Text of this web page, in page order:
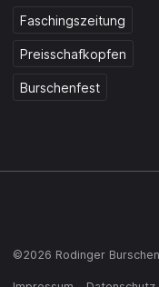
Faschingszeitung
Preisschafkopfen
Burschenfest
©2026 Rodinger